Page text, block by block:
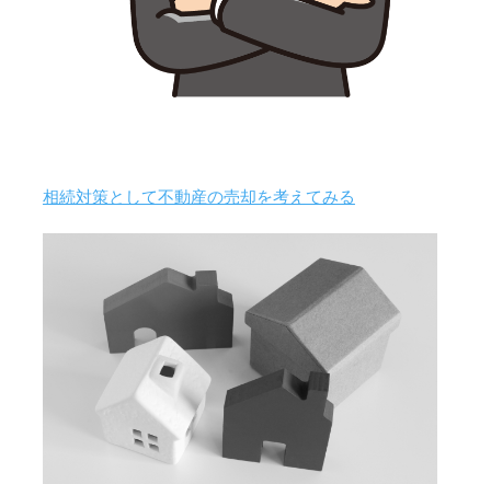
相続対策として不動産の売却を考えてみる